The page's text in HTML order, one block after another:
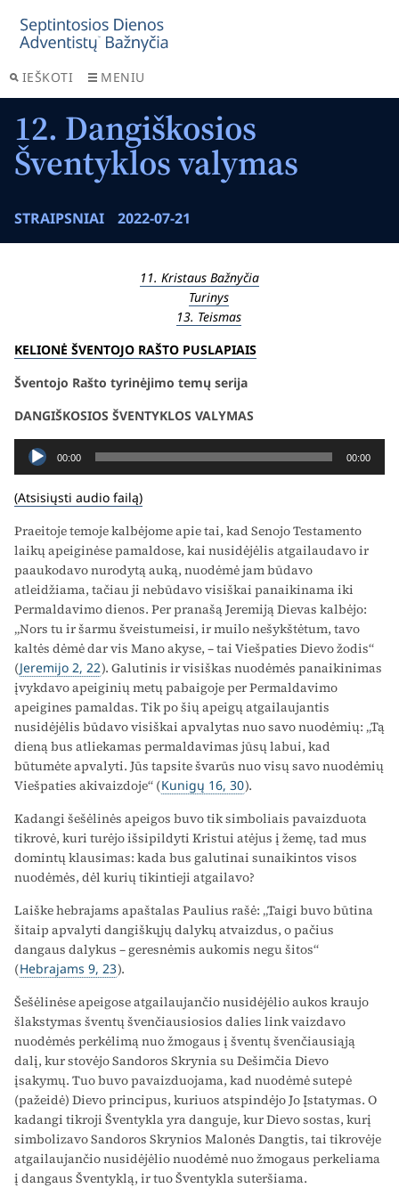
IEŠKOTI MENIU
12. Dangiškosios
Šventyklos valymas
STRAIPSNIAI 2022-07-21
11. Kristaus Bažnyčia
Turinys
13. Teismas
KELIONĖ ŠVENTOJO RAŠTO PUSLAPIAIS
Šventojo Rašto tyrinėjimo temų serija
DANGIŠKOSIOS ŠVENTYKLOS VALYMAS
Audio
grotuvas
00:00 00:00
(Atsisiųsti audio failą)
Praeitoje temoje kalbėjome apie tai, kad Senojo Testamento
laikų apeiginėse pamaldose, kai nusidėjėlis atgailaudavo ir
paaukodavo nurodytą auką, nuodėmė jam būdavo
atleidžiama, tačiau ji nebūdavo visiškai panaikinama iki
Permaldavimo dienos. Per pranašą Jeremiją Dievas kalbėjo:
„Nors tu ir šarmu šveistumeisi, ir muilo nešykštėtum, tavo
kaltės dėmė dar vis Mano akyse, – tai Viešpaties Dievo žodis“
(Jeremijo 2, 22). Galutinis ir visiškas nuodėmės panaikinimas
įvykdavo apeiginių metų pabaigoje per Permaldavimo
apeigines pamaldas. Tik po šių apeigų atgailaujantis
nusidėjėlis būdavo visiškai apvalytas nuo savo nuodėmių: „Tą
dieną bus atliekamas permaldavimas jūsų labui, kad
būtumėte apvalyti. Jūs tapsite švarūs nuo visų savo nuodėmių
Viešpaties akivaizdoje“ (Kunigų 16, 30).
Kadangi šešėlinės apeigos buvo tik simboliais pavaizduota
tikrovė, kuri turėjo išsipildyti Kristui atėjus į žemę, tad mus
domintų klausimas: kada bus galutinai sunaikintos visos
nuodėmės, dėl kurių tikintieji atgailavo?
Laiške hebrajams apaštalas Paulius rašė: „Taigi buvo būtina
šitaip apvalyti dangiškųjų dalykų atvaizdus, o pačius
dangaus dalykus – geresnėmis aukomis negu šitos“
(Hebrajams 9, 23).
Šešėlinėse apeigose atgailaujančio nusidėjėlio aukos kraujo
šlakstymas šventų švenčiausiosios dalies link vaizdavo
nuodėmės perkėlimą nuo žmogaus į šventų švenčiausiąją
dalį, kur stovėjo Sandoros Skrynia su Dešimčia Dievo
įsakymų. Tuo buvo pavaizduojama, kad nuodėmė sutepė
(pažeidė) Dievo principus, kuriuos atspindėjo Jo Įstatymas. O
kadangi tikroji Šventykla yra danguje, kur Dievo sostas, kurį
simbolizavo Sandoros Skrynios Malonės Dangtis, tai tikrovėje
atgailaujančio nusidėjėlio nuodėmė nuo žmogaus perkeliama
į dangaus Šventyklą, ir tuo Šventykla suteršiama.